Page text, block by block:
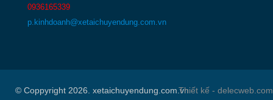
0936165339
p.kinhdoanh@xetaichuyendung.com.vn
© Coppyright 2026. xetaichuyendung.com.vnThiết kế - delecweb.com